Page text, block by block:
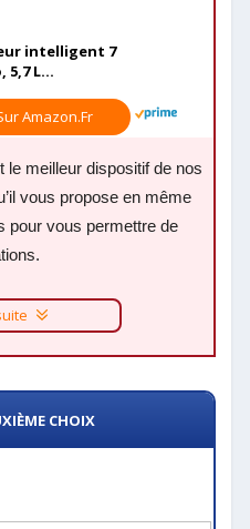
intelligent 7
5,7 L...
Amazon.fr
le meilleur dispositif de nos
vous propose en même
pour vous permettre de
CHOIX